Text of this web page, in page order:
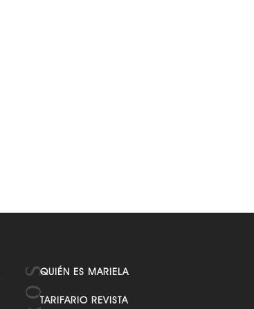
QUIÉN ES MARIELA
TARIFARIO REVISTA